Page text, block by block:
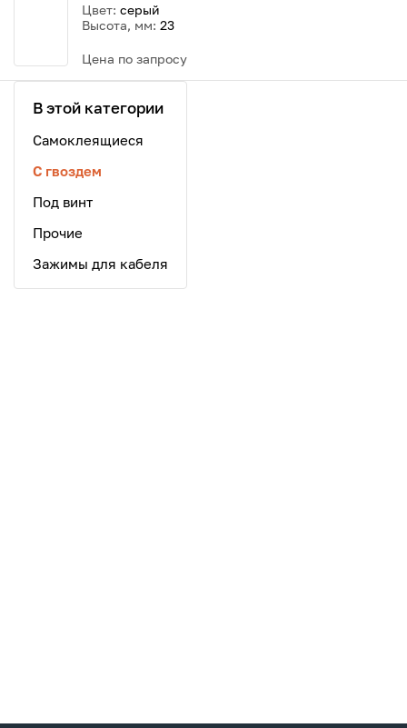
Цвет: серый
Высота, мм: 23
Цена по запросу
В этой категории
Самоклеящиеся
С гвоздем
Под винт
Прочие
Зажимы для кабеля